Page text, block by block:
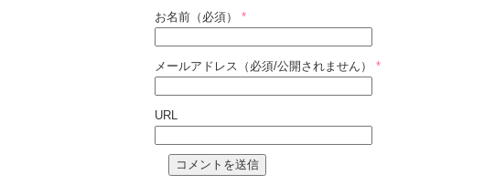
お名前（必須） *
メールアドレス（必須/公開されません） *
URL